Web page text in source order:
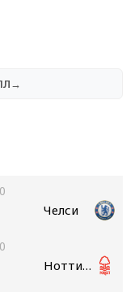
Челси
Ноттингем Форест